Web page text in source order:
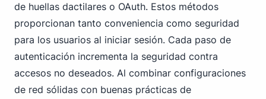
de huellas dactilares o OAuth. Estos métodos
proporcionan tanto conveniencia como seguridad
para los usuarios al iniciar sesión. Cada paso de
autenticación incrementa la seguridad contra
accesos no deseados. Al combinar configuraciones
de red sólidas con buenas prácticas de